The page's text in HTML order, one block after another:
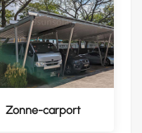
Zonne-carport